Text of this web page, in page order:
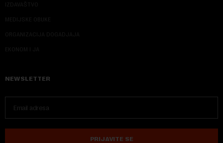
IZDAVAŠTVO
MEDIJSKE OBUKE
ORGANIZACIJA DOGADJAJA
EKONOM I JA
NEWSLETTER
PRIJAVITE SE